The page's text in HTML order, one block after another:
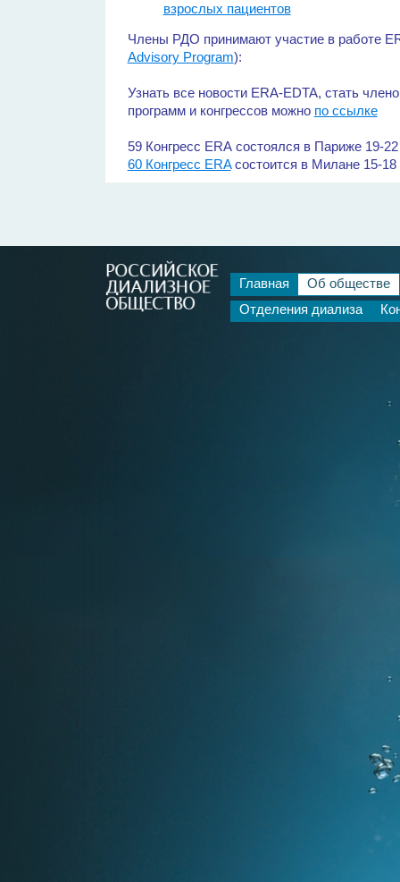
взрослых пациентов
Члены РДО принимают участие в работе
Advisory Program):
Узнать все новости ERA-EDTA, стать
программ и конгрессов можно по ссылке
59 Конгресс ERA состоялся в Париже 19-
60 Конгресс ERAсостоится в Милане 15-
Главная
Об обществе
Отделения диализа